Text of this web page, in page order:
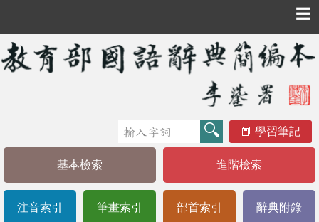
☰
學習筆記
基本檢索 進階檢索
注音索引 筆畫索引 部首索引 辭典附錄